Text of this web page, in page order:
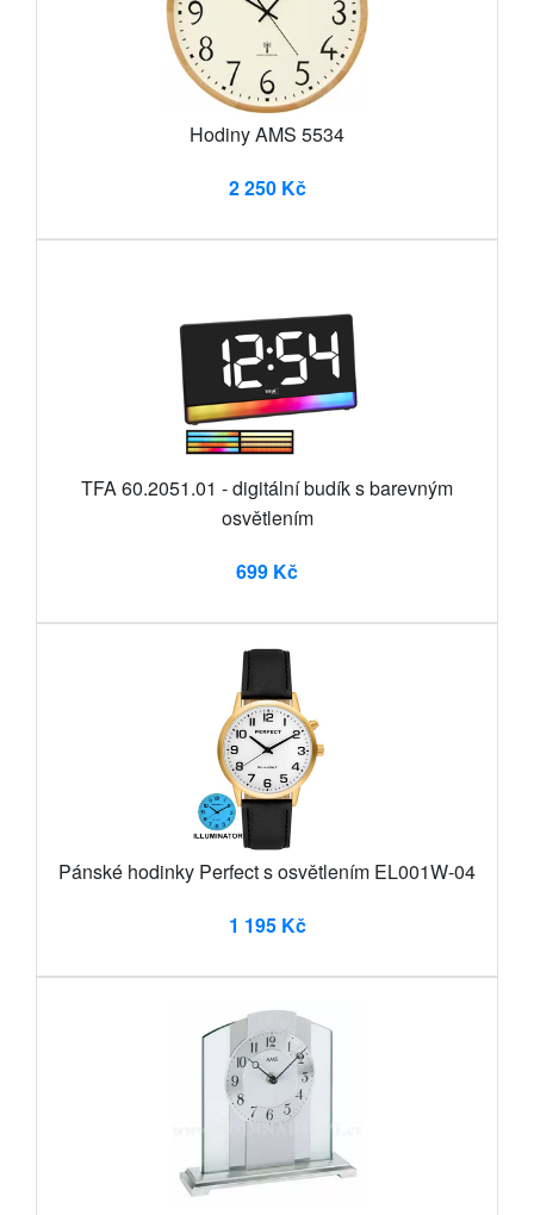
Hodiny AMS 5534
2 250 Kč
TFA 60.2051.01 - digitální budík s barevným
osvětlením
699 Kč
Pánské hodinky Perfect s osvětlením EL001W-04
1 195 Kč